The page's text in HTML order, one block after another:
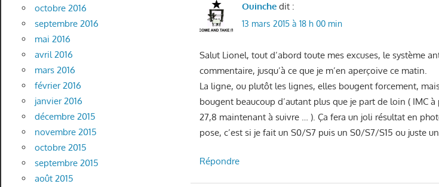
Ouinche dit :
13 mars 2015 à 18 h 00 min
Salut Lionel, tout d’abord toute mes excuses, le système
commentaire, jusqu’à ce que je m’en aperçoive ce matin.
La ligne, ou plutôt les lignes, elles bougent forcement,
bougent beaucoup d’autant plus que je part de loin ( IMC
27,8 maintenant à suivre … ). Ça fera un joli résultat en
pose, c’est si je fait un S0/S7 puis un S0/S7/S15 ou juste un
Répondre
octobre 2016
septembre 2016
mai 2016
avril 2016
mars 2016
février 2016
janvier 2016
décembre 2015
novembre 2015
octobre 2015
septembre 2015
août 2015